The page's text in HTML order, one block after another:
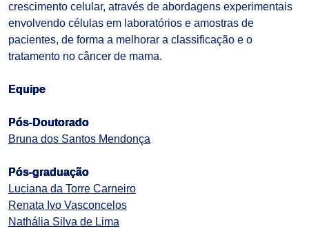
crescimento celular, através de abordagens experimentais
envolvendo células em laboratórios e amostras de
pacientes, de forma a melhorar a classificação e o
tratamento no câncer de mama.
Equipe
Pós-Doutorado
Bruna dos Santos Mendonça
Pós-graduação
Luciana da Torre Carneiro
Renata Ivo Vasconcelos
Nathália Silva de Lima